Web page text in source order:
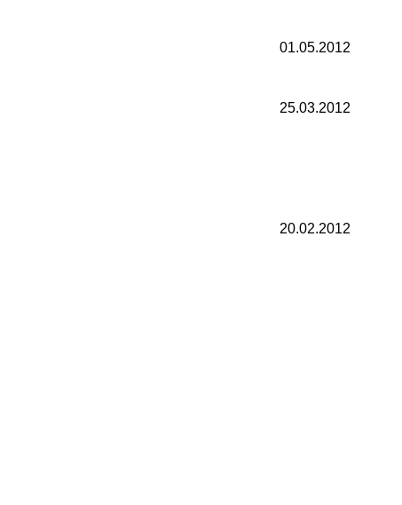
01.05.2012
25.03.2012
20.02.2012